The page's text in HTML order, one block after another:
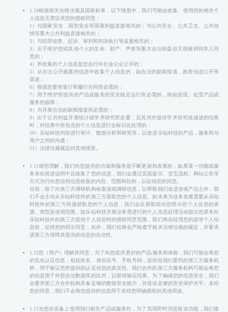
1.10根据相关法律法规及国家标准，以下情形中，我们可能会收集、使用您的相关个
人信息无需征求您的授权同意：
1）与国家安全、国防安全等国家利益直接相关的；与公共安全、公共卫生、公共知
情等重大公共利益直接相关的；
2）与犯罪侦查、起诉、审判和判决执行等直接相关的；
3）出于维护您或其他个人的生命、财产、声誉等重大合法权益但又很难得到本人同
意的；
4）所收集的个人信息是您自行向社会公众公开的；
5）从合法公开披露的信息中收集个人信息的，如合法的新闻报道、政府信息公开等
渠道；
6）根据您要求签订和履行合同所必需的；
7）用于维护所提供的产品或服务的安全稳定运行所必需的，例如发现、处置产品或
服务的故障；
8）为开展合法的新闻报道所必需的；
9）出于公共利益开展统计或学术研究所必要，且其对外提供学术研究或描述的结果
时，对结果中所包含的个人信息进行去标识化处理的；
10）乐钻科技内部进行审计、数据分析和研究等，以改进乐钻科技的产品，服务和与
用户之间的沟通；
11）法律法规规定的其他情形。
1.11请您理解，我们向您提供的功能和服务是不断更新和发展的，如果某一功能或服
务未在前述说明中且收集了您的信息，我们会通过页面提示、交互流程、网站公告等
方式另行向您说明信息收集的内容、范围和目的，以征得您的同意。
目前，除了向第三方调研机构收集游戏调研信息，以帮助我们改进游戏产品之外，我
们不会主动从乐钻科技外的第三方获取您的个人信息。如未来为业务发展需要从乐钻
科技外的第三方间接获取您的个人信息，我们会在获取前向您明示您个人信息的来
源、类型及使用范围，如乐钻科技开展业务需进行的个人信息处理活动超出您原本向
乐钻科技外的第三方提供个人信息时的授权同意范围，我们将在处理您的该等个人信
息前，征得您的明示同意；此外，我们也将会严格遵守相关法律法规的规定，并要求
该第三方保障其提供的信息的合法性。
1.12您（用户）理解并同意，为了向您提供更好的产品/服务和体验，我们可能会将您
的实名认证信息，包括姓名、身份证号、手机号码，提供给我们委托的第三方服务机
构，用于验证您所提供的认证信息的真实性。我们合作的第三方服务机构可能会将您
的信息用于外部合法数据库的比对，以获得验证结果。为了确保您的信息安全，我们
会要求第三方合作机构具备足够的数据安全能力，并提供足够的安全保护水平。未经
您的同意，我们不会将您提供的信息用于未经您明确授权的其他用途。
1.13当您在设备上使用我们相关产品或服务时，为了实现即时消息推送功能，我们接